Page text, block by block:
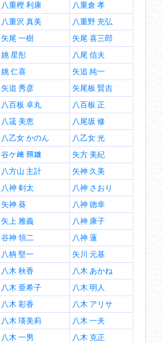
八重樫 利康
八重倉 孝
八重沢 真美
八重野 充弘
矢尾 一樹
矢尾 喜三郎
姚 星彤
八尾 信夫
姚 仁喜
矢追 純一
矢追 秀彦
矢尾板 賢吉
八百板 卓丸
八百板 正
八筬 美恵
八尾坂 修
八乙女 かのん
八乙女 光
谷ケ﨑 照雄
矢方 美紀
八方山 主計
矢神 久美
八神 剣太
八神 さおり
矢神 葵
八神 徳幸
矢上 雅義
八神 康子
谷神 領二
八神 蓮
八柄 堅一
矢川 元基
八木 秋香
八木 あかね
八木 亜希子
八木 明人
八木 彩香
八木 アリサ
八木 瑛美莉
八木 一夫
八木 一男
八木 克正